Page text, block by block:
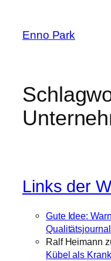
springen
Enno Park
Links der
Gute Idee:
Ralf Heimann
Kübel als